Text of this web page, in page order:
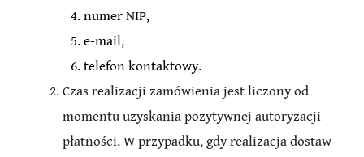
numer NIP,
e-mail,
telefon kontaktowy.
Czas realizacji zamówienia jest liczony od
momentu uzyskania pozytywnej autoryzacji
płatności. W przypadku, gdy realizacja dostaw